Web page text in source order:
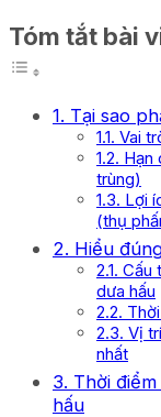
Tóm tắt bài
1. Tại sao
1.1. Vai
1.2.
trùng)
1.3. Lợi
(thụ
2. Hiểu
2.1.
dưa hấu
2.2.
2.3. Vị
nhất
3. Thời
hấu